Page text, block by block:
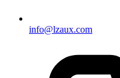
info@lzaux.com